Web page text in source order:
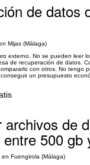
de datos
Mijas (Málaga)
externo. No se pueden leer
de recuperación de datos.
con otros. No tengo
un presupuesto
archivos de
500 gb
Fuengirola (Málaga)